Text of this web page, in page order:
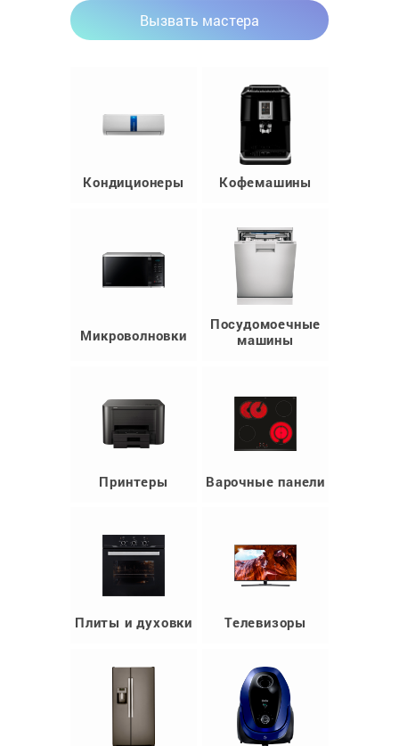
Вызвать мастера
Кондиционеры Кофемашины
Микроволновки
Посудомоечные
машины
Принтеры Варочные панели
Плиты и духовки Телевизоры